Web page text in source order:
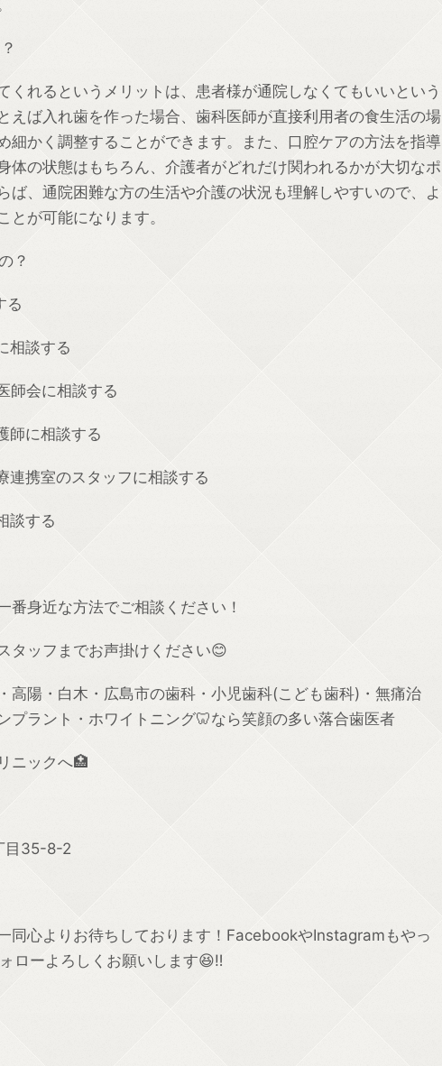
？
くれるというメリットは、患者様が通院しなくてもいいという
えば入れ歯を作った場合、歯科医師が直接利用者の食生活の場
細かく調整することができます。また、口腔ケアの方法を指導
体の状態はもちろん、介護者がどれだけ関われるかが大切なポ
ば、通院困難な方の生活や介護の状況も理解しやすいので、よ
とが可能になります。
？
る
相談する
師会に相談する
師に相談する
連携室のスタッフに相談する
談する
番身近な方法でご相談ください！
タッフまでお声掛けください😊
高陽・白木・広島市の歯科・小児歯科(こども歯科) ・無痛治
プラント・ホワイトニング🦷なら笑顔の多い落合歯医者
ニックへ🏥
目35-8-2
同心よりお待ちしております！FacebookやInstagramもやっ
ローよろしくお願いします😆‼